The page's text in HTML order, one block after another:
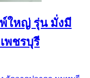
ใหญ่ รุ่น มั่งมี
พชรบุรี